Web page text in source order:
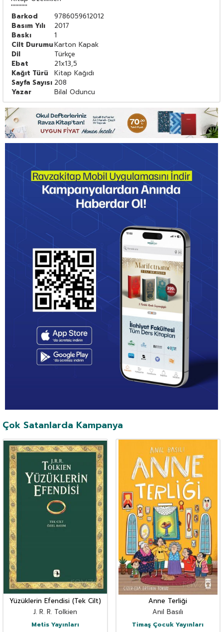
'''''''''''
Barkod
9786059612012
Basım Yılı
2017
Baskı
1
Cilt DurumuKarton Kapak
Dil
Türkçe
Ebat
21x13,5
Kağıt Türü
Kitap Kağıdı
Sayfa Sayısı 208
Yazar
Bilal Oduncu
Çok Satanlarda Kampanya
Yüzüklerin Efendisi (Tek Cilt)
J. R. R. Tolkien
Metis Yayınları
Anne Terliği
Anıl Basılı
Timaş Çocuk Yayınları